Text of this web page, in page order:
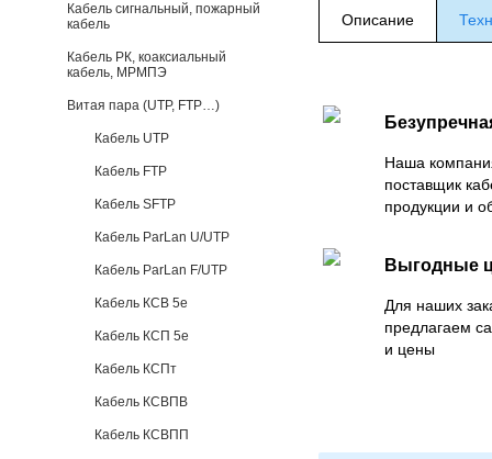
Кабель сигнальный, пожарный
кабель
Кабель РК, коаксиальный
кабель, МРМПЭ
Витая пара (UTP, FTP…)
Кабель UTP
Кабель FTP
Кабель SFTP
Кабель ParLan U/UTP
Кабель ParLan F/UTP
Кабель КСВ 5е
Кабель КСП 5е
Кабель КСПт
Кабель КСВПВ
Кабель КСВПП
Описание
Наша
поставщик
продукции и
Выгодные
Для наших
предлагаем
и цены